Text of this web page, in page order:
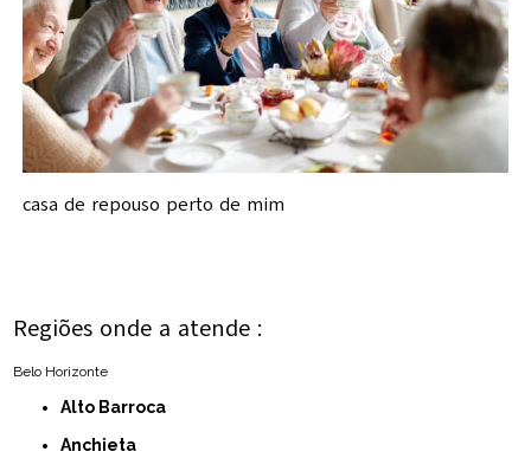
casa de repouso perto de mim
Regiões onde a atende :
Belo Horizonte
Alto Barroca
Anchieta